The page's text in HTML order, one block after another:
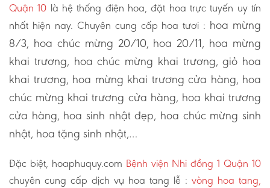
Quận 10 là hệ thống điện hoa, đặt hoa trực tuyến uy tín
nhất hiện nay. Chuyên cung cấp hoa tươi : hoa mừng
8/3, hoa chúc mừng 20/10, hoa 20/11, hoa mừng
khai trương, hoa chúc mừng khai trương, giỏ hoa
khai trương, hoa mừng khai trương cửa hàng, hoa
chúc mừng khai trương cửa hàng, hoa khai trương
cửa hàng, hoa sinh nhật đẹp, hoa chúc mừng sinh
nhật, hoa tặng sinh nhật,…
Đặc biệt, hoaphuquy.com Bệnh viện Nhi đồng 1 Quận 10
chuyên cung cấp dịch vụ hoa tang lễ : vòng hoa tang,